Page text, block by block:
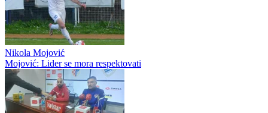
Luka Juričić
Petarda gostima iz Širokog
Mihael Mlinarić
Mlinarić napustio Sarajevo